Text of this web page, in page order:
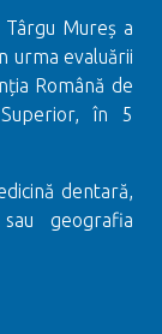
Mureș a
urma evaluării
Română de
în 5
dentară,
geografia